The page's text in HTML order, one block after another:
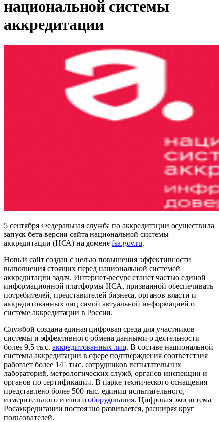
национальной системы
аккредитации
5 сентября Федеральная служба по аккредитации осуществила
запуск бета-версии сайта национальной системы
аккредитации (НСА) на домене fsa.gov.ru.
Новый сайт создан с целью повышения эффективности
выполнения стоящих перед национальной системой
аккредитации задач. Интернет-ресурс станет частью единой
информационной платформы НСА, призванной обеспечивать
потребителей, представителей бизнеса, органов власти и
аккредитованных лиц самой актуальной информацией о
системе аккредитации в России.
Службой создана единая цифровая среда для участников
системы и эффективного обмена данными о деятельности
более 9,5 тыс. аккредитованных лиц. В составе национальной
системы аккредитации в сфере подтверждения соответствия
работает более 145 тыс. сотрудников испытательных
лабораторий, метрологических служб, органов инспекции и
органов по сертификации. В парке технического оснащения
представлено более 500 тыс. единиц испытательного,
измерительного и иного оборудования. Цифровая экосистема
Росаккредитации постоянно развивается, расширяя круг
пользователей.